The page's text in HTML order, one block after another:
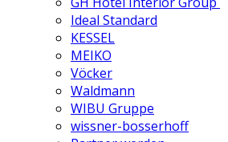
Ideal Standard
KESSEL
MEIKO
Vöcker
Waldmann
WIBU Gruppe
wissner-bosserhoff